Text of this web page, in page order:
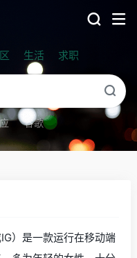
生活 求职
谷歌
）是一款运行在移动端